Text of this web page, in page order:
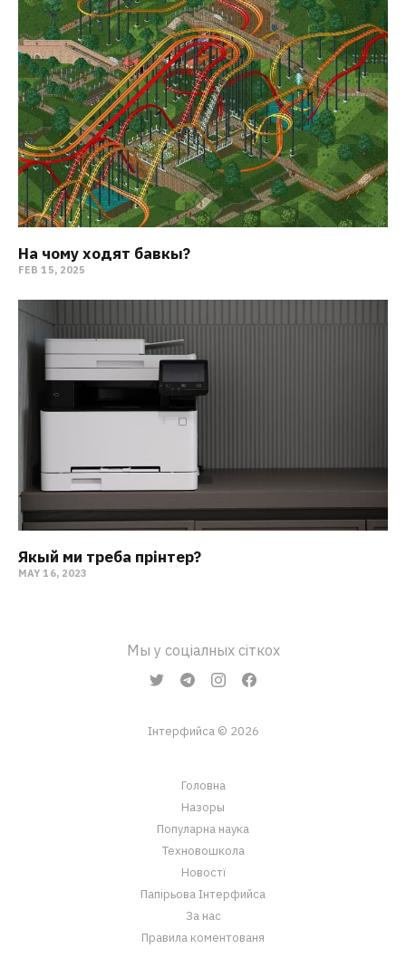
На чому ходят бавкы?
FEB 15, 2025
Якый ми треба прінтер?
MAY 16, 2023
Мы у соціалных сіткох
Інтерфийса © 2026
Головна
Назоры
Популарна наука
Техновошкола
Новостї
Папірьова Інтерфийса
За нас
Правила коментованя